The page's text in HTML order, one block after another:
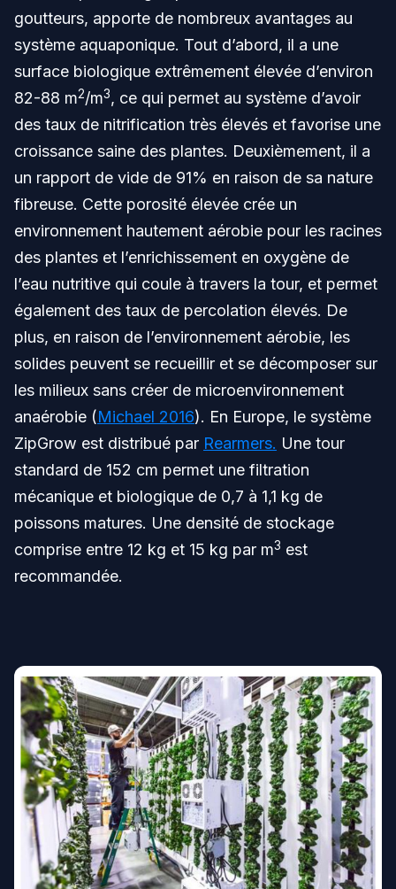
goutteurs, apporte de nombreux avantages au
système aquaponique. Tout d’abord, il a une
surface biologique extrêmement élevée d’environ
82-88 m2/m3, ce qui permet au système d’avoir
des taux de nitrification très élevés et favorise une
croissance saine des plantes. Deuxièmement, il a
un rapport de vide de 91% en raison de sa nature
fibreuse. Cette porosité élevée crée un
environnement hautement aérobie pour les racines
des plantes et l’enrichissement en oxygène de
l’eau nutritive qui coule à travers la tour, et permet
également des taux de percolation élevés. De
plus, en raison de l’environnement aérobie, les
solides peuvent se recueillir et se décomposer sur
les milieux sans créer de microenvironnement
anaérobie (Michael 2016). En Europe, le système
ZipGrow est distribué par Rearmers. Une tour
standard de 152 cm permet une filtration
mécanique et biologique de 0,7 à 1,1 kg de
poissons matures. Une densité de stockage
comprise entre 12 kg et 15 kg par m3 est
recommandée.